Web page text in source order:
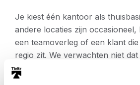
Je kiest één kantoor als
andere locaties zijn
een teamoverleg of een klant
regio zit. We verwachten niet
vestigingen pendelt.